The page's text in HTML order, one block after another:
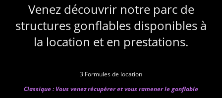
Venez découvrir notre parc de
structures gonflables disponibles à
la location et en prestations.
3 Formules de location
Classique : Vous venez récupérer et vous ramener le gonflable